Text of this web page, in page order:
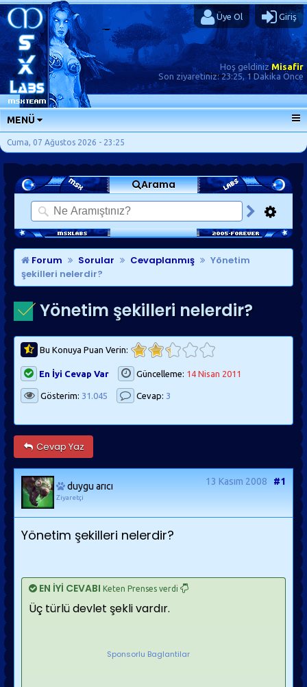
Üye Ol Giriş
Hoş geldinizMisafir
Son ziyaretiniz:23:25, 1 Dakika Önce
MENÜ
ANA SAYFA
FORUMLAR
SORU-CEVAP
GÜNLÜKLER
SON MESAJLAR
KISAYOLLAR
Cuma, 07 Ağustos 2026 - 23:25
Arama
Forum Sorular Cevaplanmış
Yönetim
şekilleri nelerdir?
Yönetim şekilleri nelerdir?
Bu Konuya Puan Verin:
En İyi Cevap Var Güncelleme: 14 Nisan 2011
Gösterim: 31.045 Cevap: 3
Cevap Yaz
duygu arıcı
Ziyaretçi
13 Kasım 2008 #1
Yönetim şekilleri nelerdir?
EN İYİ CEVABI Keten Prenses verdi
Üç türlü devlet şekli vardır.
Sponsorlu Baglantilar